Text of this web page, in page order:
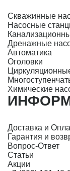
Скважинные
Насосные
Дренажные
Автоматика
Оголовки
Химические
Доставка и
Гарантия и
Вопрос-Ответ
Статьи
Акции